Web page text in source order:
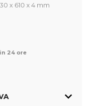
x 610 x 4 mm
24 ore